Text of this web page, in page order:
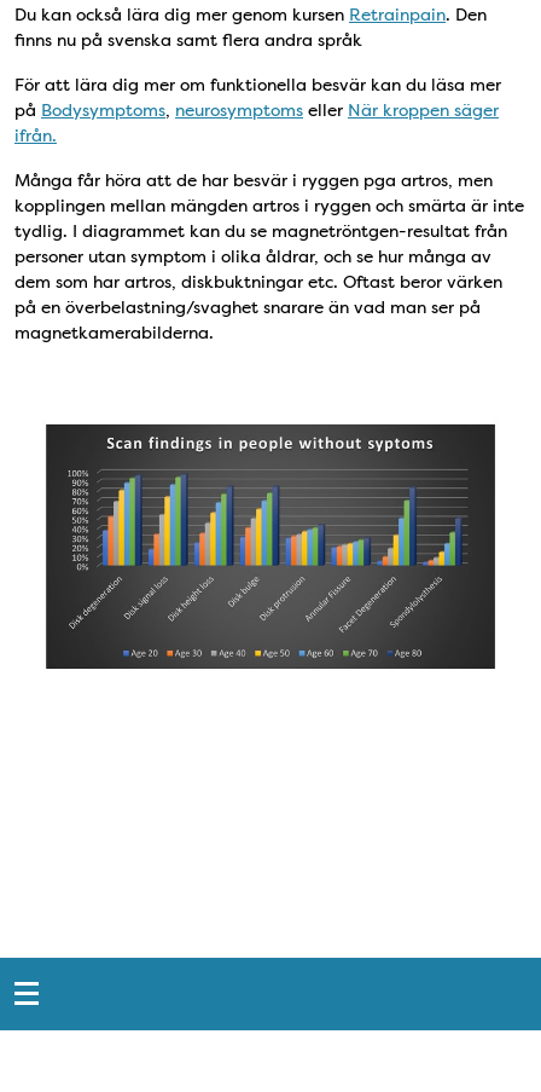
Du kan också lära dig mer genom kursen Retrainpain. Den
finns nu på svenska samt flera andra språk
För att lära dig mer om funktionella besvär kan du läsa mer
på Bodysymptoms, neurosymptoms eller När kroppen säger
ifrån.
Många får höra att de har besvär i ryggen pga artros, men
kopplingen mellan mängden artros i ryggen och smärta är inte
tydlig. I diagrammet kan du se magnetröntgen-resultat från
personer utan symptom i olika åldrar, och se hur många av
dem som har artros, diskbuktningar etc. Oftast beror värken
på en överbelastning/svaghet snarare än vad man ser på
magnetkamerabilderna.
Snabblänkar